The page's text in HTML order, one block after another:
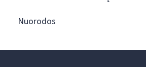
Nuorodos